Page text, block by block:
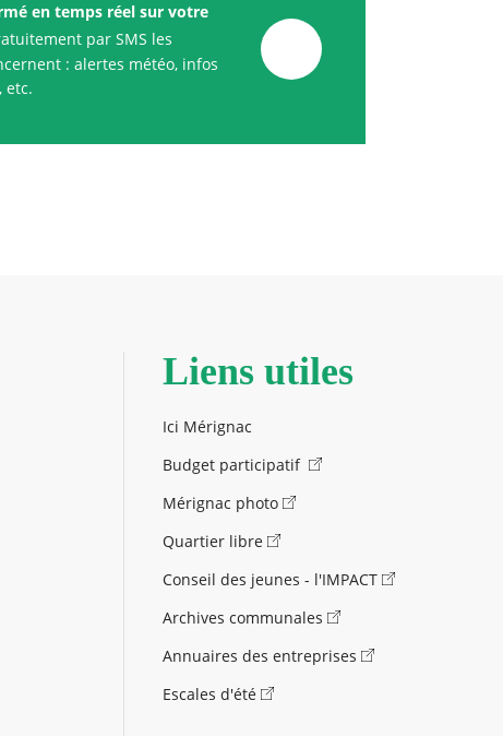
en temps réel sur votre
par SMS les
: alertes météo, infos
etc.
Liens utiles
Ici Mérignac
Budget participatif
Mérignac photo
Quartier libre
Conseil des jeunes - l'IMPACT
Archives communales
Annuaires des entreprises
Escales d'été